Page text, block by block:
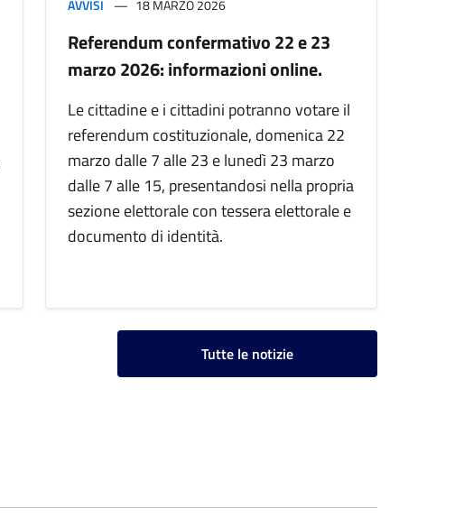
AVVISI 18 MARZO 2026
Referendum confermativo 22 e 23
marzo 2026: informazioni online.
Le cittadine e i cittadini potranno votare il
referendum costituzionale, domenica 22
marzo dalle 7 alle 23 e lunedì 23 marzo
dalle 7 alle 15, presentandosi nella propria
sezione elettorale con tessera elettorale e
documento di identità.
Tutte le notizie